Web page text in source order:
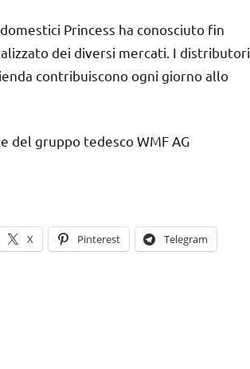
Princess ha conosciuto fin
dei diversi mercati. I distributori
contribuiscono ogni giorno allo
del gruppo tedesco WMF AG
X Pinterest Telegram